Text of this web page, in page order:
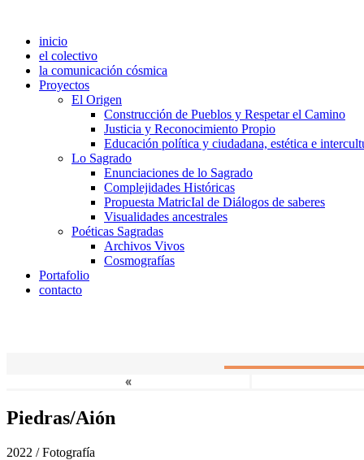
inicio
el colectivo
la comunicación cósmica
Proyectos
El Origen
Construcción de Pueblos y Respetar el Camino
Justicia y Reconocimiento Propio
Educación política y ciudadana, estética e
Lo Sagrado
Enunciaciones de lo Sagrado
Complejidades Históricas
Propuesta MatricIal de Diálogos de saberes
Visualidades ancestrales
Poéticas Sagradas
Archivos Vivos
Cosmografías
Portafolio
contacto
«
Piedras/Aión
2022 / Fotografía